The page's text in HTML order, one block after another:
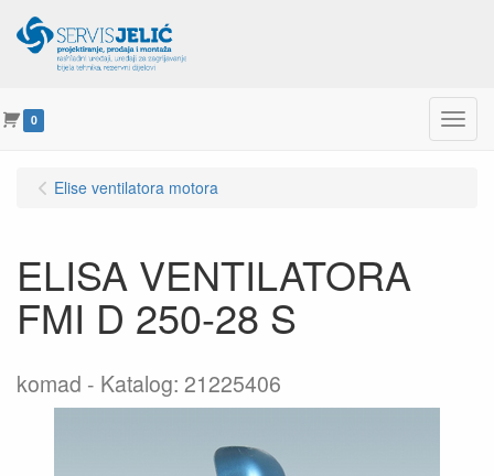
0 Menu
Elise ventilatora motora
ELISA VENTILATORA
FMI D 250-28 S
komad Katalog: 21225406